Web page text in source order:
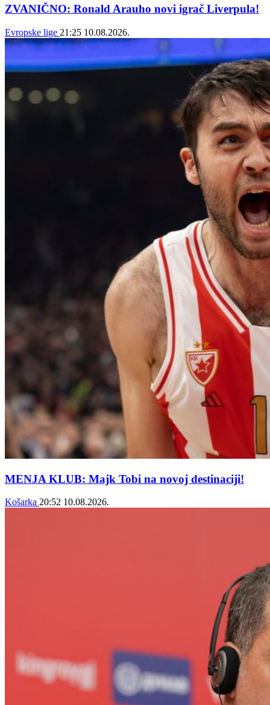
ZVANIČNO: Ronald Arauho novi igrač Liverpula!
Evropske lige 21:25 10.08.2026.
MENJA KLUB: Majk Tobi na novoj destinaciji!
Košarka 20:52 10.08.2026.